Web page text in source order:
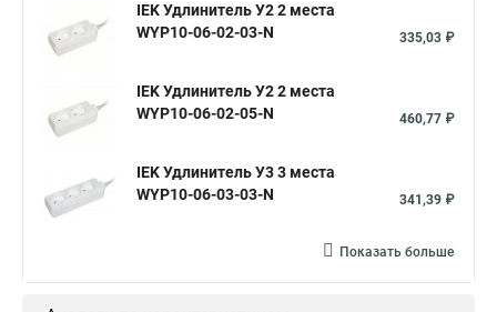
IEK Удлинитель У2 2 места
WYP10-06-02-03-N
335,03 ₽
IEK Удлинитель У2 2 места
WYP10-06-02-05-N
460,77 ₽
IEK Удлинитель У3 3 места
WYP10-06-03-03-N
341,39 ₽
Показать больше